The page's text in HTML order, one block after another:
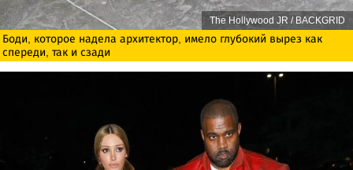
The Hollywood JR / BACKGRID
Боди, которое надела архитектор, имело глубокий вырез как
спереди, так и сзади